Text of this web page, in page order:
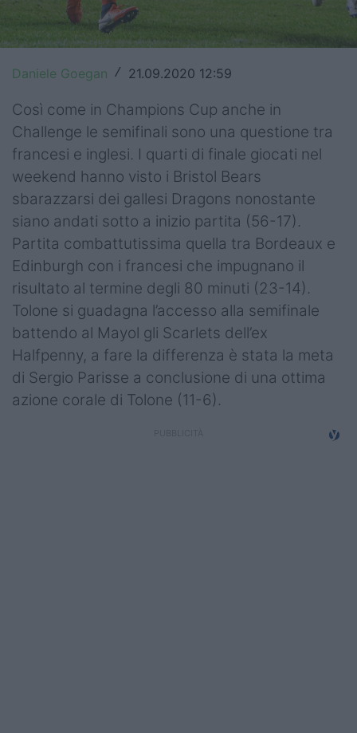
Premiership
World Rugby
Rugby World Cup
Super Rugby
Rugby in TV
Mercato
Serie A Elite
Campionati
Serie A
Serie B
Daniele Goegan / 21.09.2020 12:59
Così come in Champions Cup anche in
Challenge le semifinali sono una questione tra
francesi e inglesi. I quarti di finale giocati nel
weekend hanno visto i Bristol Bears
sbarazzarsi dei gallesi Dragons nonostante
siano andati sotto a inizio partita (56-17).
Partita combattutissima quella tra Bordeaux e
Edinburgh con i francesi che impugnano il
risultato al termine degli 80 minuti (23-14).
Tolone si guadagna l’accesso alla semifinale
battendo al Mayol gli Scarlets dell’ex
Halfpenny, a fare la differenza è stata la meta
di Sergio Parisse a conclusione di una ottima
azione corale di Tolone (11-6).